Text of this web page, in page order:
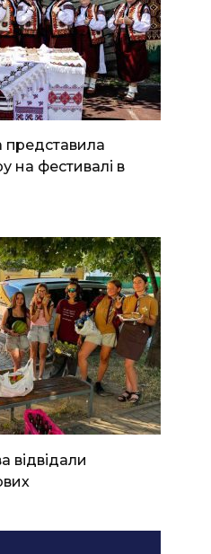
представила
на фестивалі в
відвідали